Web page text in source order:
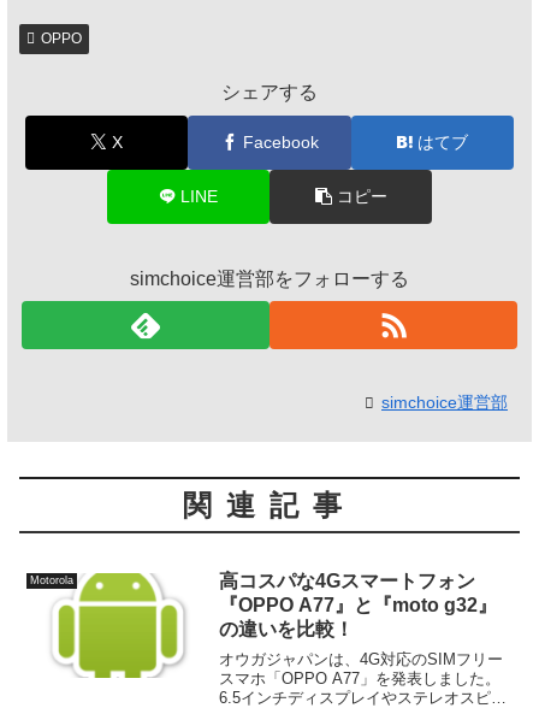
OPPO
シェアする
X Facebook はてブ
LINE コピー
simchoice運営部をフォローする
simchoice運営部
関連記事
Motorola
高コスパな4Gスマートフォン
『OPPO A77』と『moto g32』
の違いを比較！
オウガジャパンは、4G対応のSIMフリー
スマホ「OPPO A77」を発表しました。
6.5インチディスプレイやステレオスピー